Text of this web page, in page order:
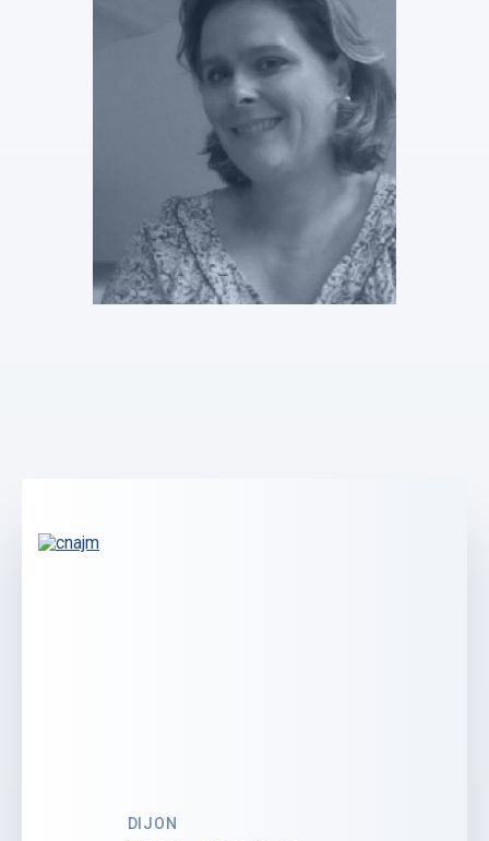
Stagiaire Mandataire Judiciaire
Voir le profil
DIJON